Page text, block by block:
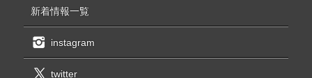
新着情報一覧
instagram
twitter